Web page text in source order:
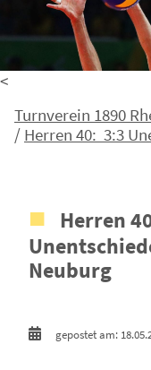
<
Turnverein 1890
/ Herren 40: 3:3
Herren
Neuburg
gepostet am: